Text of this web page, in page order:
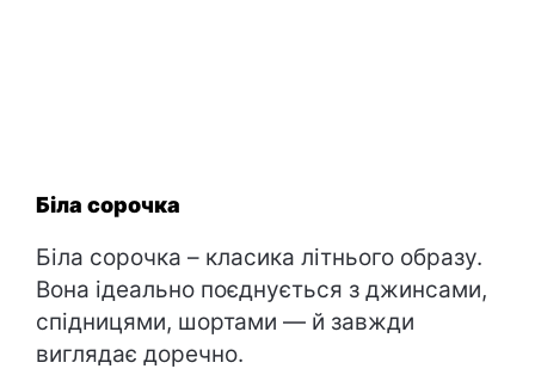
Біла сорочка
Біла сорочка – класика літнього образу.
Вона ідеально поєднується з джинсами,
спідницями, шортами — й завжди
виглядає доречно.